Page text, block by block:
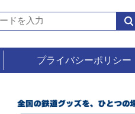
プライバシーポリシー